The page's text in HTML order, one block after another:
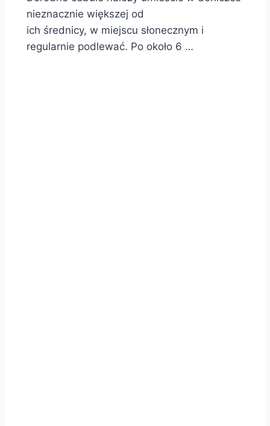
nieznacznie większej od
ich średnicy, w miejscu słonecznym i
regularnie podlewać. Po około 6 …